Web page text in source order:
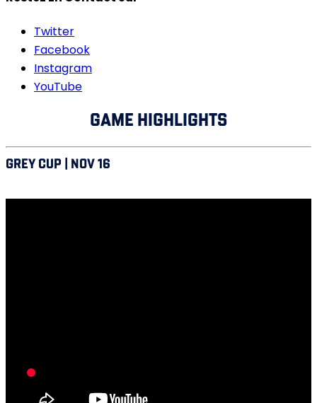
Twitter
Facebook
Instagram
YouTube
GAME HIGHLIGHTS
GREY CUP | NOV 16